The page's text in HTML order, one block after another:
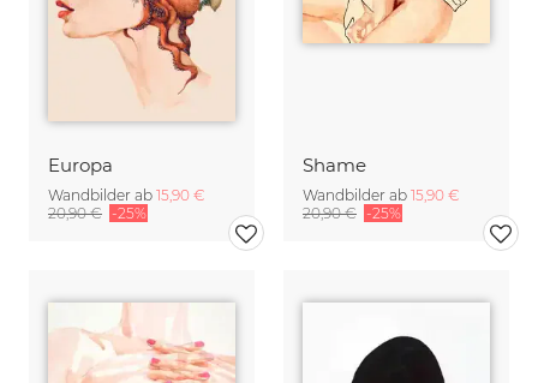
Europa
Wandbilder ab 15,90 €
20,90 € -25%
Shame
Wandbilder ab 15,90 €
20,90 € -25%